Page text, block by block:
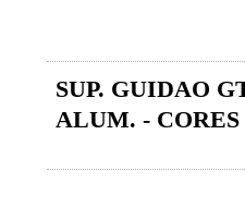
SUP. GUIDAO
ALUM. - CORES